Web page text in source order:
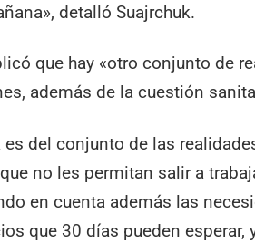
detalló Suajrchuk.
que hay «otro conjunto de
además de la cuestión
del conjunto de las
no les permitan salir a
en cuenta además las
que 30 días pueden esperar,